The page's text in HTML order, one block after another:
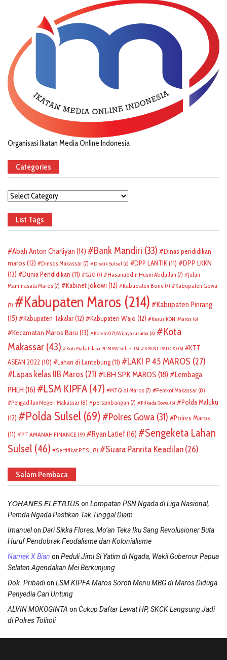
Organisasi Ikatan Media Online Indonesia
Categories
Categories
List Tags
Abah Anton Charliyan (14) Bank Mandiri (33)
Dinas pendidikan
maros (12) Dinsos Makassar (7) Disdik Sulsel (6) DPP LANTIK(11)
DPP LKKN
(13)
Dunia Pendidikan (11) G20 (7) Hasanuddin Husni Abdullah (7)
Jalan
Maminasata Maros (7) Kabinet Jokowi (12) Kabupaten Bone (7) Kabupaten Gowa
(7) Kabupaten Maros (214)
Kabupaten Pinrang
(15)
Kabupaten Takalar(12) Kabupaten Wajo (12) Kasus KONI Maros (6)
Kecamatan Maros Baru (13) Korem 071/Wijayakusuma (6)
Kota
Makassar (43) Koti Mahatidana PP MPW Sulsel (6) KPKNL PALOPO (6)
KTT
ASEAN 2022 (10) Lahan di Lantebung(11) LAKI P 45 MAROS (27)
Lapas kelas IIB Maros (21) LBH SPK MAROS (18)
Lembaga
PHLH (16) LSM KIPFA (47) MTQ di Maros (7) Pemkot Makassar (8)
Pengadilan Negeri Makassar (8) pertambangan (7) Pilkada Gowa (6)
Polda Maluku
(12)
Polda Sulsel (69) Polres Gowa (31)
Polres Maros
(11)
PT AMANAH FINANCE(9) Ryan Latief(16)
Sengeketa Lahan
Sulsel (46) Sertifikat PTSL (7) Suara Panrita Keadilan(26)
Salam Pembaca
𝘠𝘖𝘏𝘈𝘕𝘌𝘚 𝘌𝘓𝘌𝘛𝘙𝘐𝘜𝘚on Lompatan PSN Ngada di Liga Nasional,
Pemda Ngada Pastikan Tak Tinggal Diam
Imanuelon Dari Sikka Flores, Mo’an Teka Iku Sang Revolusioner Buta
Huruf Pendobrak Feodalisme dan Kolonialisme
Namek X Bian on Peduli Jimi Si Yatim di Ngada, Wakil Gubernur Papua
Selatan Agendakan Mei Berkunjung
Dok. Pribadion LSM KIPFA Maros Soroti Menu MBG di Maros Diduga
Penyedia Cari Untung
ALVIN MOKOGINTA on Cukup Daftar Lewat HP, SKCK Langsung Jadi
di Polres Tolitoli